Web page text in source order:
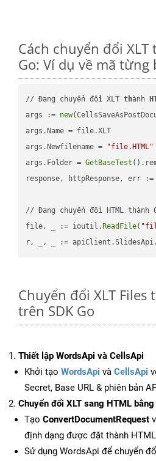
Cách chuyển đổi XLT
Go: Ví dụ về mã từng
// Đang chuyển đổi XLT thành
args := new
args.Name = file.XLT
args.Newfilename =
"file.HTML"
args.Folder = GetBaseTest
response, httpResponse, err
// Đang chuyển đổi HTML thành
file, _ := ioutil. ReadFile(
r, _, _ :=
Chuyển đổi XLT Files
trên SDK Go
Thiết lập WordsApi và CellsApi
Khởi tạo WordsApi và CellsApi
Secret, Base URL & phiên bản
Chuyển đổi XLT sang HTML
Tạo ConvertDocumentRequest
định dạng được đặt thành
Sử dụng WordsApi để chuyển